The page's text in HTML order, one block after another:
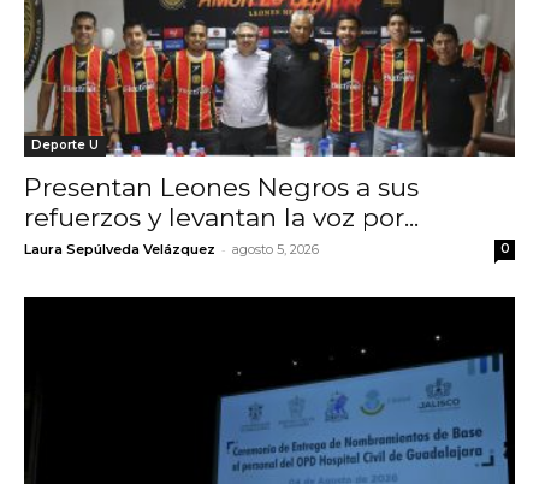
Deporte U
Presentan Leones Negros a sus
refuerzos y levantan la voz por...
Laura Sepúlveda Velázquez - agosto 5, 2026 0